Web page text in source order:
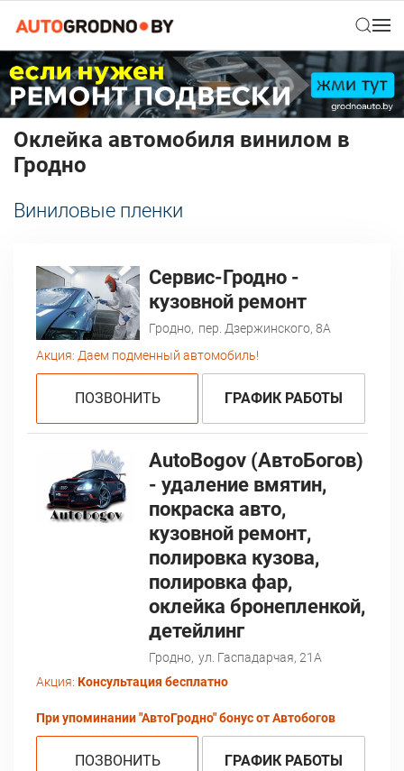
Оклейка автомобиля винилом в
Гродно
Виниловые пленки
Сервис-Гродно -
кузовной ремонт
Гродно, пер. Дзержинского, 8А
Акция: Даем подменный автомобиль!
ПОЗВОНИТЬ ГРАФИК РАБОТЫ
AutoBogov (АвтоБогов)
- удаление вмятин,
покраска авто,
кузовной ремонт,
полировка кузова,
полировка фар,
оклейка бронепленкой,
детейлинг
Гродно, ул. Гаспадарчая, 21А
Акция: Консультация бесплатно
При упоминании "АвтоГродно" бонус от Автобогов
ПОЗВОНИТЬ ГРАФИК РАБОТЫ